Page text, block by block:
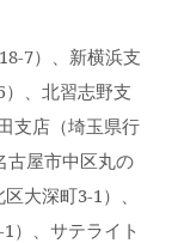
7）、新横浜支
、北習志野支
支店（埼玉県行
古屋市中区丸の
大深町3-1）、
）、サテライト